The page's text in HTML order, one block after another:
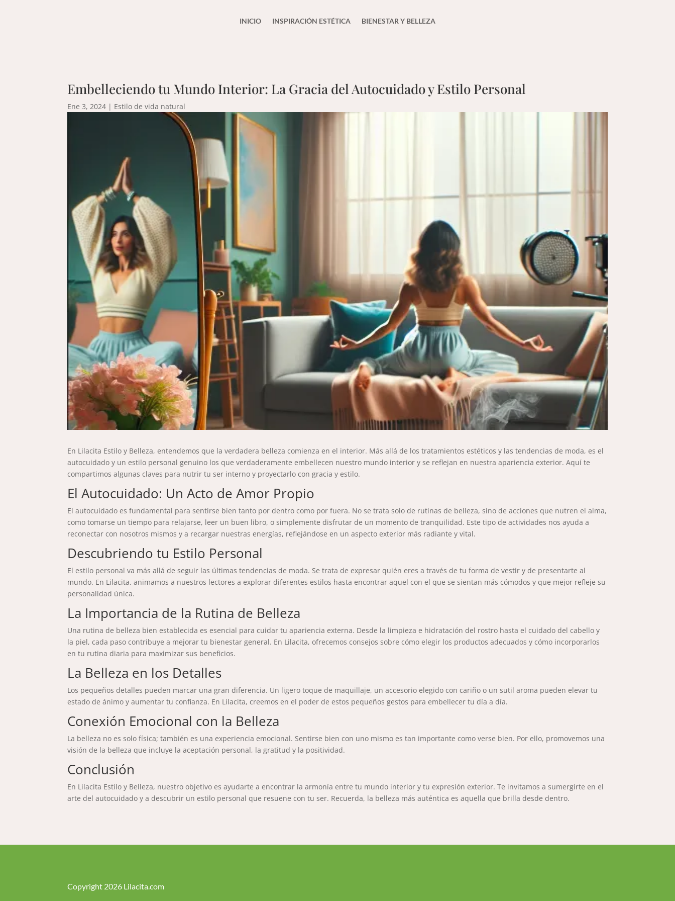
INICIO INSPIRACIÓN ESTÉTICA BIENESTAR Y BELLEZA
Embelleciendo tu Mundo Interior: La Gracia del Autocuidado y Estilo Personal
Ene 3, 2024 | Estilo de vida natural
En Lilacita Estilo y Belleza, entendemos que la verdadera belleza comienza en el interior. Más allá de los tratamientos estéticos y las tendencias de moda, es el
autocuidado y un estilo personal genuino los que verdaderamente embellecen nuestro mundo interior y se reflejan en nuestra apariencia exterior. Aquí te
compartimos algunas claves para nutrir tu ser interno y proyectarlo con gracia y estilo.
El Autocuidado: Un Acto de Amor Propio
El autocuidado es fundamental para sentirse bien tanto por dentro como por fuera. No se trata solo de rutinas de belleza, sino de acciones que nutren el alma,
como tomarse un tiempo para relajarse, leer un buen libro, o simplemente disfrutar de un momento de tranquilidad. Este tipo de actividades nos ayuda a
reconectar con nosotros mismos y a recargar nuestras energías, reflejándose en un aspecto exterior más radiante y vital.
Descubriendo tu Estilo Personal
El estilo personal va más allá de seguir las últimas tendencias de moda. Se trata de expresar quién eres a través de tu forma de vestir y de presentarte al
mundo. En Lilacita, animamos a nuestros lectores a explorar diferentes estilos hasta encontrar aquel con el que se sientan más cómodos y que mejor refleje su
personalidad única.
La Importancia de la Rutina de Belleza
Una rutina de belleza bien establecida es esencial para cuidar tu apariencia externa. Desde la limpieza e hidratación del rostro hasta el cuidado del cabello y
la piel, cada paso contribuye a mejorar tu bienestar general. En Lilacita, ofrecemos consejos sobre cómo elegir los productos adecuados y cómo incorporarlos
en tu rutina diaria para maximizar sus beneficios.
La Belleza en los Detalles
Los pequeños detalles pueden marcar una gran diferencia. Un ligero toque de maquillaje, un accesorio elegido con cariño o un sutil aroma pueden elevar tu
estado de ánimo y aumentar tu confianza. En Lilacita, creemos en el poder de estos pequeños gestos para embellecer tu día a día.
Conexión Emocional con la Belleza
La belleza no es solo física; también es una experiencia emocional. Sentirse bien con uno mismo es tan importante como verse bien. Por ello, promovemos una
visión de la belleza que incluye la aceptación personal, la gratitud y la positividad.
Conclusión
En Lilacita Estilo y Belleza, nuestro objetivo es ayudarte a encontrar la armonía entre tu mundo interior y tu expresión exterior. Te invitamos a sumergirte en el
arte del autocuidado y a descubrir un estilo personal que resuene con tu ser. Recuerda, la belleza más auténtica es aquella que brilla desde dentro.
Copyright 2026 Lilacita.com